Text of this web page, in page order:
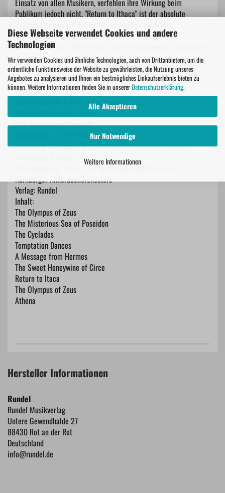
Diese Webseite verwendet Cookies und andere
Technologien
Wir verwenden Cookies und ähnliche Technologien, auch von Drittanbietern, um die
ordentliche Funktionsweise der Website zu gewährleisten, die Nutzung unseres
Angebotes zu analysieren und Ihnen ein bestmögliches Einkaufserlebnis bieten zu
können. Weitere Informationen finden Sie in unsererDatenschutzerklärung.
Alle Akzeptieren
Nur Notwendige
Weitere Informationen
Einsatz von allen Musikern, verfehlen ihre Wirkung beim
Publikum jedoch nicht. "Return to Ithaca" ist der absolute
Wertungsspiele eignet Kees Vlaks Tondichtung ganz
hervorragend, der DHV hat das Stück in die Oberstufe eingestuft.
Komponist: Kees Vlak
Bearbeitung: Gerd Huber
Bearbeitung für Akkordeonorchester
Schwierigkeitsgrad: schwer
DHV-Einstufung: Oberstufe
Spieldauer: ca. 11:44 Minuten
Besetzung: Akkordeon 1, 2, 3, 4, Bass, Elektronium, Drums,
CD-Einspielung: Track 1 auf "accordion inspirations" des
Nürnberger Akkordeonorchesters
Verlag: Rundel
Inhalt:
The Olympus of Zeus
The Misterious Sea of Poseidon
The Cyclades
Temptation Dances
A Message from Hermes
The Sweet Honeywine of Circe
Return to Itaca
The Olympus of Zeus
Athena
Hersteller Informationen
Rundel
Rundel Musikverlag
Untere Gewendhalde 27
88430 Rot an der Rot
Deutschland
info@rundel.de